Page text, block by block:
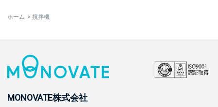
ホーム > 撹拌機
MONOVATE株式会社